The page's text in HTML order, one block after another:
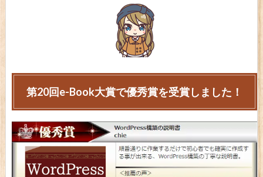
第20回e-Book大賞で優秀賞を受賞しました！